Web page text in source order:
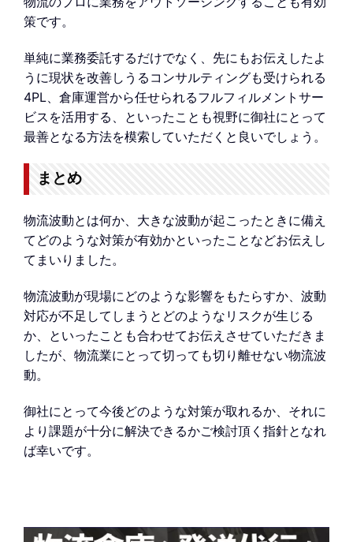
策です。
単純に業務委託するだけでなく、先にもお伝えしたよ
うに現状を改善しうるコンサルティングも受けられる
4PL、倉庫運営から任せられるフルフィルメントサー
ビスを活用する、といったことも視野に御社にとって
最善となる方法を模索していただくと良いでしょう。
まとめ
物流波動とは何か、大きな波動が起こったときに備え
てどのような対策が有効かといったことなどお伝えし
てまいりました。
物流波動が現場にどのような影響をもたらすか、波動
対応が不足してしまうとどのようなリスクが生じる
か、といったことも合わせてお伝えさせていただきま
したが、物流業にとって切っても切り離せない物流波
動。
御社にとって今後どのような対策が取れるか、それに
より課題が十分に解決できるかご検討頂く指針となれ
ば幸いです。